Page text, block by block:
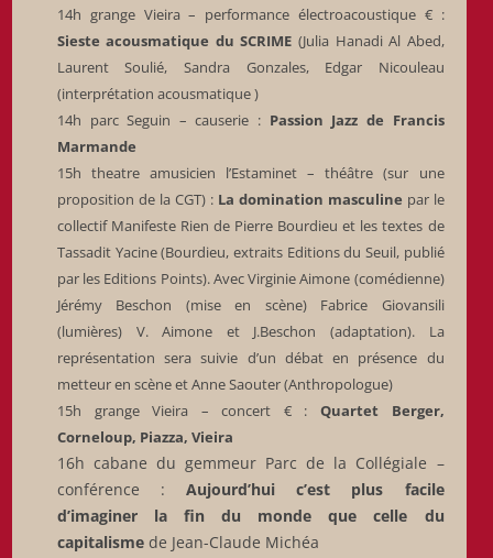
14h grange Vieira – performance électroacoustique € :
Sieste acousmatique du SCRIME (Julia Hanadi Al Abed,
Laurent Soulié, Sandra Gonzales, Edgar Nicouleau
(interprétation acousmatique )
14h parc Seguin – causerie : Passion Jazz de Francis
Marmande
15h theatre amusicien l’Estaminet – théâtre (sur une
proposition de la CGT) : La domination masculine par le
collectif Manifeste Rien de Pierre Bourdieu et les textes de
Tassadit Yacine (Bourdieu, extraits Editions du Seuil, publié
par les Editions Points). Avec Virginie Aimone (comédienne)
Jérémy Beschon (mise en scène) Fabrice Giovansili
(lumières) V. Aimone et J.Beschon (adaptation). La
représentation sera suivie d’un débat en présence du
metteur en scène et Anne Saouter (Anthropologue)
15h grange Vieira – concert € : Quartet Berger,
Corneloup, Piazza, Vieira
16h cabane du gemmeur Parc de la Collégiale –
conférence :Aujourd’hui c’est plus facile
d’imaginer la fin du monde que celle du
capitalismede Jean-Claude Michéa